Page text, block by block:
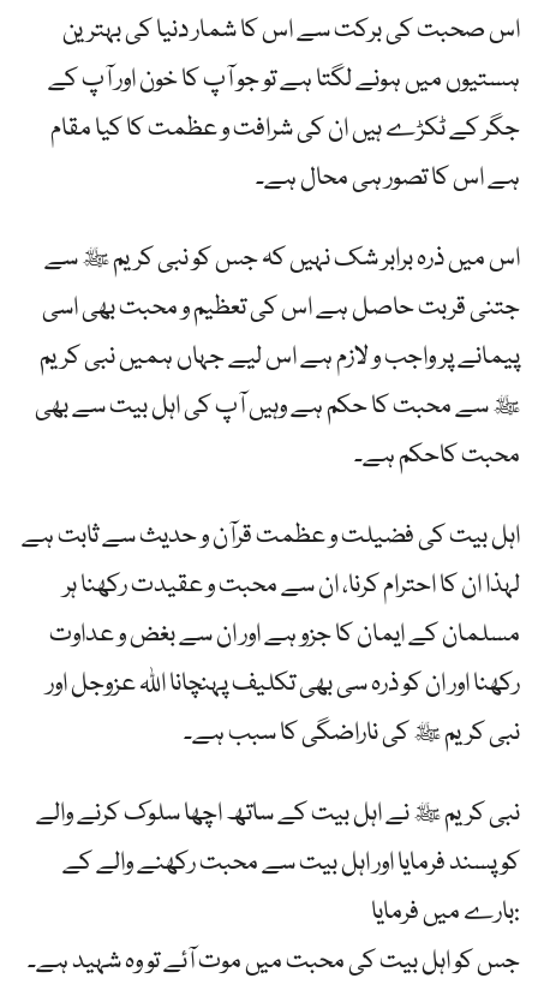
اس صحبت کی برکت سے اس کا شمار دنیا کی بہترین
ہستیوں میں ہونے لگتا ہے تو جو آپ کا خون اور آپ کے
جگر کے ٹکڑے ہیں ان کی شرافت و عظمت کا کیا مقام
ہے اس کا تصور ہی محال ہے۔
اس میں ذرہ برابر شک نہیں کہ جس کو نبی کریم ﷺ سے
جتنی قربت حاصل ہے اس کی تعظیم و محبت بھی اسی
پیمانے پر واجب و لازم ہے اس لیے جہاں ہمیں نبی کریم
ﷺ سے محبت کا حکم ہے وہیں آپ کی اہل بیت سے بھی
محبت کاحکم ہے۔
اہل بیت کی فضیلت و عظمت قرآن و حدیث سے ثابت ہے
لہذا ان کا احترام کرنا، ان سے محبت و عقیدت رکھنا ہر
مسلمان کے ایمان کا جزو ہے اور ان سے بغض و عداوت
رکھنا اور ان کو ذرہ سی بھی تکلیف پہنچانا اللہ عزوجل اور
نبی کریم ﷺ کی ناراضگی کا سبب ہے۔
نبی کریم ﷺ نے اہل بیت کے ساتھ اچھا سلوک کرنے والے
کو پسند فرمایا اور اہل بیت سے محبت رکھنے والے کے
بارے میں فرمایا:
جس کو اہل بیت کی محبت میں موت آئے تو وہ شہید ہے۔